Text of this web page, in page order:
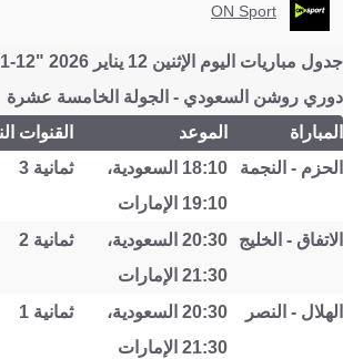
ON Sport
جدول مباريات اليوم الإثنين 12 يناير 2026 "12-01-2026"
دوري روشن السعودي - الجولة الخامسة عشرة
المباراة
الموعد القنوات
الحزم - النجمة
18:10 السعودية،
19:10 الإمارات
ثمانية 3
الاتفاق - الخليج
20:30 السعودية،
21:30 الإمارات
ثمانية 2
الهلال - النصر
20:30 السعودية،
21:30 الإمارات
ثمانية 1